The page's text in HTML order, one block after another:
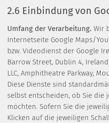
2.6 Einbindung von
Umfang der Verarbeitung. Wir
Internetseite Google Maps/
bzw. Videodienst der Google
Barrow Street, Dublin 4,
LLC, Amphitheatre Parkway,
Diese Dienste sind
selbst entscheiden, ob Sie die
möchten. Sofern Sie die
Klicken auf die jeweiligen